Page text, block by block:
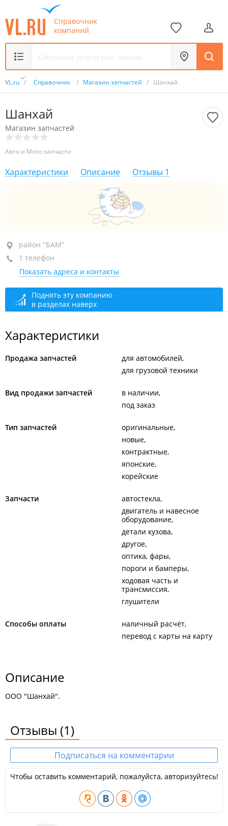
Справочник
компаний
VL.ru / Справочник / Магазин запчастей / Шанхай
Шанхай
Магазин запчастей
Авто и Мото запчасти
Характеристики Описание Отзывы 1
район "БАМ", ул. Героев Варяга, 2Б
+7 902 484-94-04
сегодня закрыто
район "БАМ"
1 телефон
Показать адреса и контакты
Поднять эту компанию
в разделах наверх
Характеристики
Продажа запчастей
для автомобилей
для грузовой техники
Вид продажи запчастей
в наличии
под заказ
Тип запчастей
оригинальные
новые
контрактные
японские
корейские
Запчасти
автостекла
двигатель и навесное
оборудование
детали кузова
другое
оптика, фары
пороги и бамперы
ходовая часть и
трансмиссия
глушители
Способы оплаты
наличный расчёт
перевод с карты на карту
Описание
ООО "Шанхай".
Отзывы (1)
Подписаться на комментарии
Чтобы оставить комментарий, пожалуйста, авторизуйтесь!